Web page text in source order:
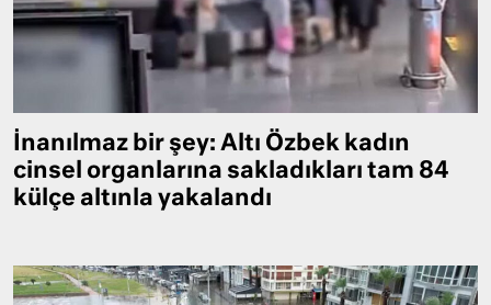
İnanılmaz bir şey: Altı Özbek kadın
cinsel organlarına sakladıkları tam 84
külçe altınla yakalandı